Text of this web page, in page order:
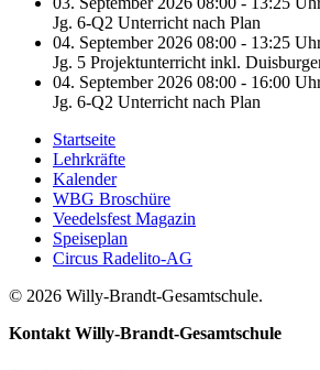
Jg. 6-Q2 Unterricht nach Plan
04. September 2026 08:00 - 13:25
Jg. 5 Projektunterricht inkl.
04. September 2026 08:00 - 16:00
Jg. 6-Q2 Unterricht nach Plan
Startseite
Lehrkräfte
Kalender
WBG Broschüre
Veedelsfest Magazin
Speiseplan
Circus Radelito-AG
© 2026 Willy-Brandt-Gesamtschule.
Kontakt Willy-Brandt-Gesamtschule